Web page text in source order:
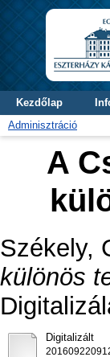
Kezdőlap
Adminisztráció
A
Székely,
különös
Digitalizált